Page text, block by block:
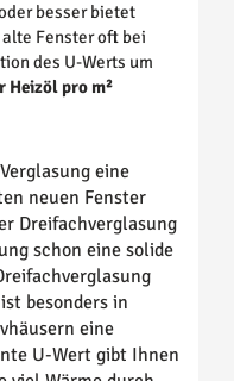
besser bietet
Fenster oft bei
des U-Werts um
Heizöl pro m²
eine
neuen Fenster
Dreifachverglasung
schon eine solide
besonders in
eine
U-Wert gibt Ihnen